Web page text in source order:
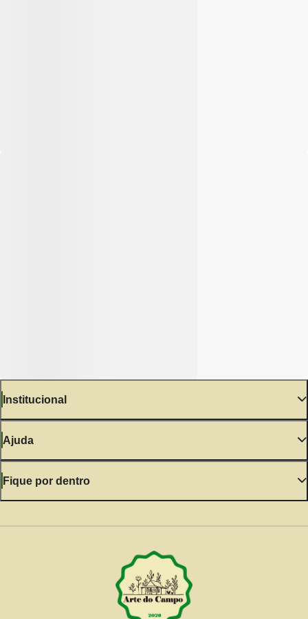
Institucional
Ajuda
Fique por dentro